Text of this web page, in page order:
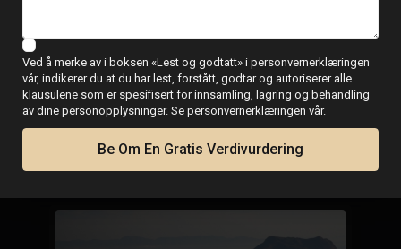
ESENTYA NYHETER
Guide for kjøp av
eiendom i Spania
Ved å merke av i boksen «Lest og godtatt» i personvernerklæringen
vår, indikerer du at du har lest, forstått, godtar og autoriserer alle
klausulene som er spesifisert for innsamling, lagring og behandling
av dine personopplysninger. Se personvernerklæringen vår.
Be Om En Gratis Verdivurdering